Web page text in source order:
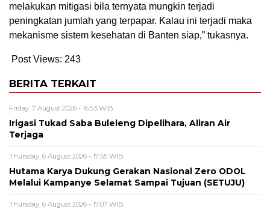
melakukan mitigasi bila ternyata mungkin terjadi
peningkatan jumlah yang terpapar. Kalau ini terjadi maka
mekanisme sistem kesehatan di Banten siap,” tukasnya.
Post Views: 243
BERITA TERKAIT
Friday, 7 August 2026 - 16:53 WIB
Irigasi Tukad Saba Buleleng Dipelihara, Aliran Air
Terjaga
Thursday, 6 August 2026 - 17:55 WIB
Hutama Karya Dukung Gerakan Nasional Zero ODOL
Melalui Kampanye Selamat Sampai Tujuan (SETUJU)
Thursday, 6 August 2026 - 17:07 WIB